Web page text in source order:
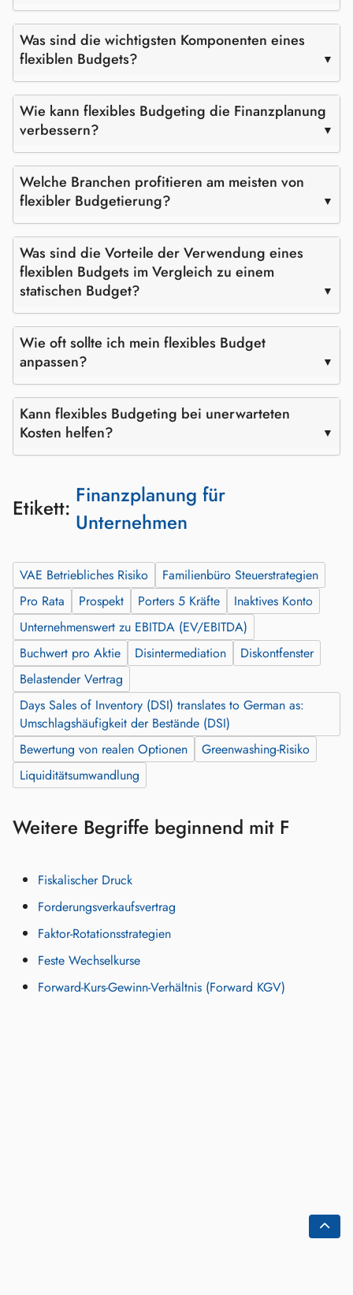
Was sind die wichtigsten Komponenten eines
flexiblen Budgets?
Wie kann flexibles Budgeting die Finanzplanung
verbessern?
Welche Branchen profitieren am meisten von
flexibler Budgetierung?
Was sind die Vorteile der Verwendung eines
flexiblen Budgets im Vergleich zu einem
statischen Budget?
Wie oft sollte ich mein flexibles Budget
anpassen?
Kann flexibles Budgeting bei unerwarteten
Kosten helfen?
Etikett: Finanzplanung für
Unternehmen
VAE Betriebliches Risiko
Familienbüro Steuerstrategien
Pro Rata
Prospekt Porters 5 Kräfte
Inaktives Konto
Unternehmenswert zu EBITDA (EV/EBITDA)
Buchwert pro Aktie
Disintermediation
Diskontfenster
Belastender Vertrag
Days Sales of Inventory (DSI) translates to German as:
Umschlagshäufigkeit der Bestände (DSI)
Bewertung von realen Optionen
Greenwashing-Risiko
Liquiditätsumwandlung
Weitere Begriffe beginnend mit F
Fiskalischer Druck
Forderungsverkaufsvertrag
Faktor-Rotationsstrategien
Feste Wechselkurse
Forward-Kurs-Gewinn-Verhältnis (Forward KGV)